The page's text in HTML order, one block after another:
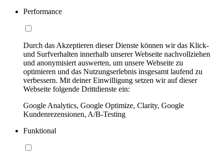
Performance
Durch das Akzeptieren dieser Dienste können wir das Klick-
und Surfverhalten innerhalb unserer Webseite nachvollziehen
und anonymisiert auswerten, um unsere Webseite zu
optimieren und das Nutzungserlebnis insgesamt laufend zu
verbessern. Mit deiner Einwilligung setzen wir auf dieser
Webseite folgende Drittdienste ein:
Google Analytics, Google Optimize, Clarity, Google
Kundenrezensionen, A/B-Testing
Funktional